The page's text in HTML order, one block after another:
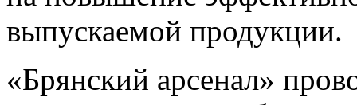
выпускаемой продукции.
«Брянский арсенал»